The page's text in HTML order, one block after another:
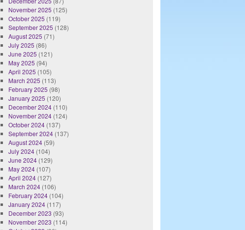
November 2025 (125)
October 2025 (119)
September 2025 (128)
August 2025 (71)
July 2025 (86)
June 2025 (121)
May 2025 (94)
April 2025 (105)
March 2025 (113)
February 2025 (98)
January 2025 (120)
December 2024(110)
November 2024(124)
October 2024(137)
September 2024(137)
August 2024(59)
July 2024(104)
June 2024(129)
May 2024(107)
April 2024(127)
March 2024(106)
February 2024(104)
January 2024(117)
December 2023 (93)
November 2023 (114)